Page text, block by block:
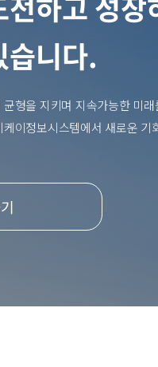
습니다.
형을 지키며 지속가능한 미
이정보시스템에서 새로운 기